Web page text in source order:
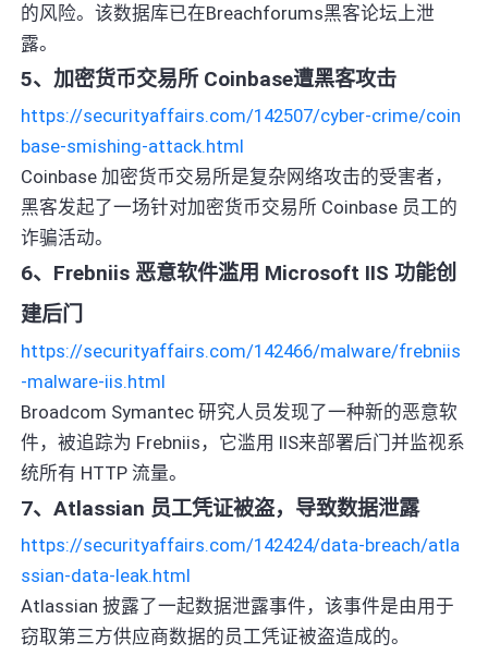
的风险。该数据库已在Breachforums黑客论坛上泄
露。
5、加密货币交易所 Coinbase遭黑客攻击
https://securityaffairs.com/142507/cyber-crime/coin
base-smishing-attack.html
Coinbase 加密货币交易所是复杂网络攻击的受害者，
黑客发起了一场针对加密货币交易所 Coinbase 员工的
诈骗活动。
6、Frebniis 恶意软件滥用 Microsoft IIS 功能创
建后门
https://securityaffairs.com/142466/malware/frebniis
-malware-iis.html
Broadcom Symantec 研究人员发现了一种新的恶意软
件，被追踪为 Frebniis，它滥用 IIS来部署后门并监视系
统所有 HTTP 流量。
7、Atlassian 员工凭证被盗，导致数据泄露
https://securityaffairs.com/142424/data-breach/atla
ssian-data-leak.html
Atlassian 披露了一起数据泄露事件，该事件是由用于
窃取第三方供应商数据的员工凭证被盗造成的。